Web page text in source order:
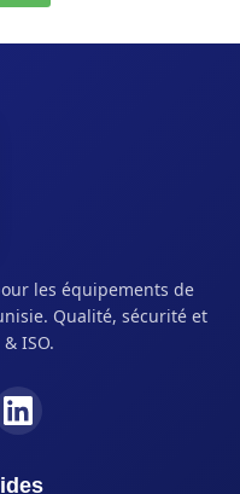
les équipements de
Qualité, sécurité et
ISO.